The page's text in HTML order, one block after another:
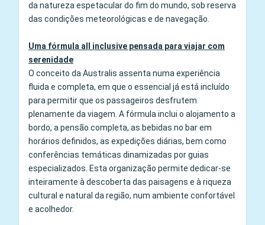
da natureza espetacular do fim do mundo, sob reserva
das condições meteorológicas e de navegação.
Uma fórmula all inclusive pensada para viajar com
serenidade
O conceito da Australis assenta numa experiência
fluida e completa, em que o essencial já está incluído
para permitir que os passageiros desfrutem
plenamente da viagem. A fórmula inclui o alojamento a
bordo, a pensão completa, as bebidas no bar em
horários definidos, as expedições diárias, bem como
conferências temáticas dinamizadas por guias
especializados. Esta organização permite dedicar-se
inteiramente à descoberta das paisagens e à riqueza
cultural e natural da região, num ambiente confortável
e acolhedor.